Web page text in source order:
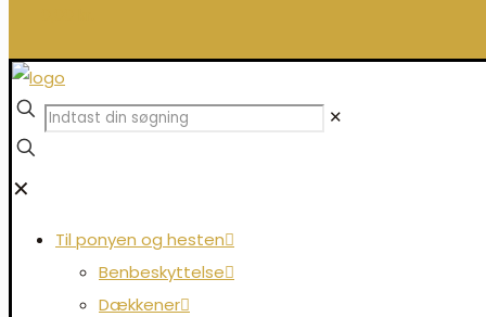
✕
✕
Til ponyen og hesten
Benbeskyttelse
Dækkener